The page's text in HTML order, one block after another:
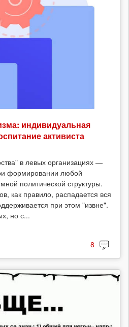
индивидуальная
активиста
в левых организациях —
формировании любой
политической структуры.
как правило, распадается вся
при этом "извне".
но с...
8